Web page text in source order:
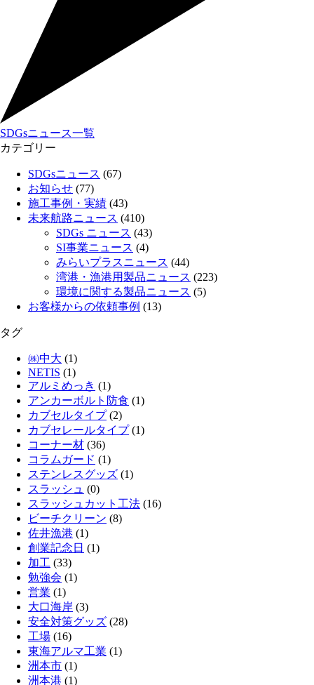
SDGsニュース一覧
カテゴリー
SDGsニュース (67)
お知らせ (77)
施工事例・実績 (43)
未来航路ニュース (410)
SDGs ニュース (43)
SI事業ニュース (4)
みらいプラスニュース (44)
湾港・漁港用製品ニュース (223)
環境に関する製品ニュース (5)
お客様からの依頼事例 (13)
タグ
㈱中大 (1)
NETIS (1)
アルミめっき (1)
アンカーボルト防食 (1)
カブセルタイプ(2)
カブセレールタイプ(1)
コーナー材 (36)
コラムガード (1)
ステンレスグッズ (1)
スラッシュ (0)
スラッシュカット工法 (16)
ビーチクリーン (8)
佐井漁港 (1)
創業記念日 (1)
加工 (33)
勉強会 (1)
営業 (1)
大口海岸 (3)
安全対策グッズ (28)
工場 (16)
東海アルマ工業 (1)
洲本市 (1)
洲本港 (1)